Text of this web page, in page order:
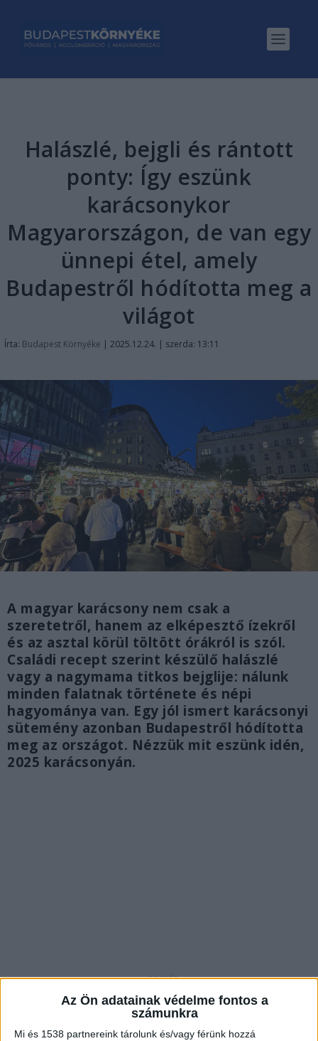
Az Ön adatainak védelme fontos a
számunkra
Mi és 1538 partnereink tárolunk és/vagy férünk hozzá
Halászlé, bejgli és rántott
ponty: Így eszünk
karácsonykor
Magyarországon, de van egy
ünnepi étel, amely
Budapestről hódította meg a
világot
Írta: Budapest Környéke | 2025.12.24. | szerda: 13:11
A magyar karácsony nem csak a
szeretetről, hanem az elképesztő ízekről
és az asztal körül töltött órákról is szól.
Családi recept szerint készülő halászlé
vagy a nagymama titkos bejglije: nálunk
minden falatnak története és népi
hagyománya van. Egy jól ismert karácsonyi
sütemény azonban Budapestről hódította
meg az országot. Nézzük mit eszünk idén,
2025 karácsonyán.
Halászlé – a szenteste sztárja
A legtöbb magyar családban a szenteste